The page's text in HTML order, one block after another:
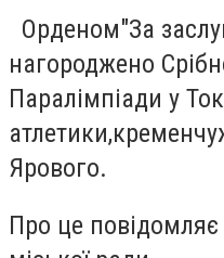
Орденом"За
нагороджено
Паралімпіади у
атлетики,
Ярового.
Про це